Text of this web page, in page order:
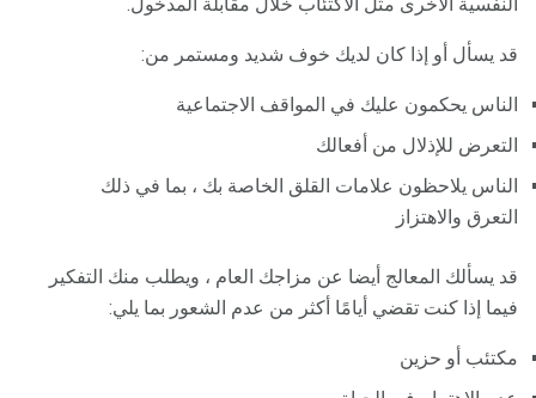
قد يسأل أو إذا كان لديك خوف شديد ومستمر من:
الناس يحكمون عليك في المواقف الاجتماعية
التعرض للإذلال من أفعالك
الناس يلاحظون علامات القلق الخاصة بك ، بما في ذلك
التعرق والاهتزاز
قد يسألك المعالج أيضا عن مزاجك العام ، ويطلب منك التفكير
فيما إذا كنت تقضي أيامًا أكثر من عدم الشعور بما يلي:
مكتئب أو حزين